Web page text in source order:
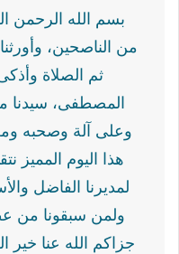
بسم الله الرحمن
من الناصحين،
ثم الصلاة
المصطفى، سيدنا
وعلى آلة وصحبه
هذا اليوم المميز
لمديرنا الفاضل
ولمن سبقونا من
جزاكم الله عنا خير